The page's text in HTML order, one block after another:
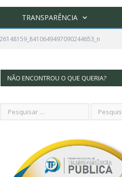
TRANSPARÊNCIA
NÃO ENCONTROU O QUE QUERIA?